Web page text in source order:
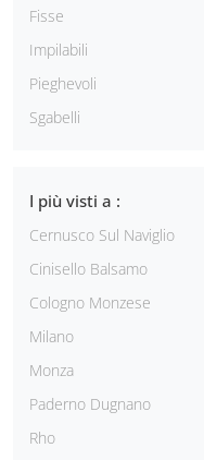
Fisse
Impilabili
Pieghevoli
Sgabelli
I più visti a :
Cernusco Sul Naviglio
Cinisello Balsamo
Cologno Monzese
Milano
Monza
Paderno Dugnano
Rho